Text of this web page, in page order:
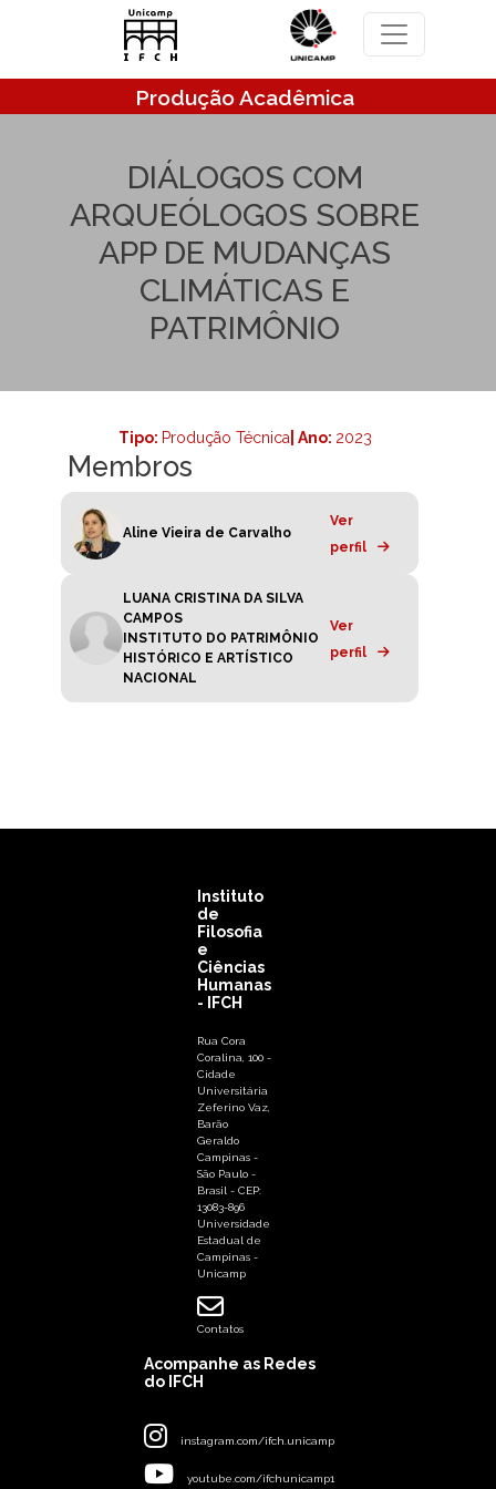
Pular para o conteúdo principal
Produção Acadêmica
DIÁLOGOS COM
ARQUEÓLOGOS SOBRE
APP DE MUDANÇAS
CLIMÁTICAS E
PATRIMÔNIO
Tipo: Produção Técnica | Ano: 2023
Membros
Aline Vieira de Carvalho
Ver
perfil
LUANA CRISTINA DA SILVA
CAMPOS
INSTITUTO DO PATRIMÔNIO
HISTÓRICO E ARTÍSTICO
NACIONAL
Ver
perfil
Instituto
de
Filosofia
e
Ciências
Humanas
- IFCH
Rua Cora
Coralina, 100 -
Cidade
Universitária
Zeferino Vaz,
Barão
Geraldo
Campinas -
São Paulo -
Brasil - CEP:
13083-896
Universidade
Estadual de
Campinas -
Unicamp
Contatos
Acompanhe as Redes
do IFCH
instagram.com/ifch.unicamp
youtube.com/ifchunicamp1